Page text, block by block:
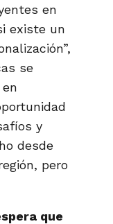
en
existe un
se
y
desde
pero
que